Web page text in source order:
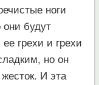
ноги
они будут
грехи и грехи
но он
И эта